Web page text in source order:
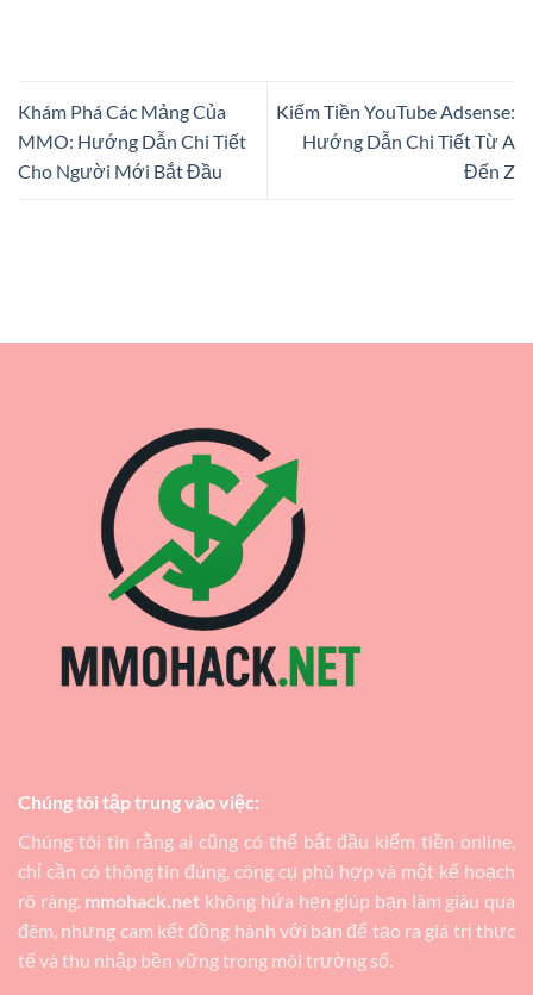
Khám Phá Các Mảng Của
MMO: Hướng Dẫn Chi Tiết
Cho Người Mới Bắt Đầu
Kiếm Tiền YouTube Adsense:
Hướng Dẫn Chi Tiết Từ A
Đến Z
Chúng tôi tập trung vào việc:
Chúng tôi tin rằng ai cũng có thể bắt đầu kiếm tiền online,
chỉ cần có thông tin đúng, công cụ phù hợp và một kế hoạch
rõ ràng. mmohack.net không hứa hẹn giúp bạn làm giàu qua
đêm, nhưng cam kết đồng hành với bạn để tạo ra giá trị thực
tế và thu nhập bền vững trong môi trường số.